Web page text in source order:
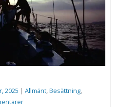
2025 | Allmänt,Besättning,